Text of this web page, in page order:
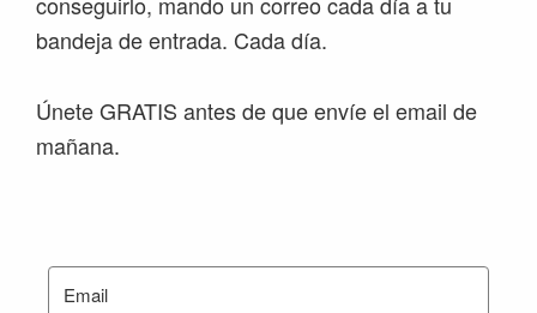
bandeja de entrada. Cada día.
Únete GRATIS antes de que envíe el email de
mañana.